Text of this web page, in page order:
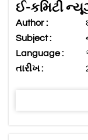
ઈ-કમિટી
Author :
Subject :
Language :
તારીખ :